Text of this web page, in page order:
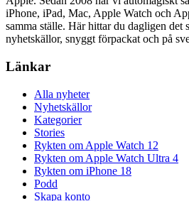
iPhone, iPad, Mac, Apple Watch och
samma ställe. Här hittar du dagligen det
nyhetskällor, snyggt förpackat och på
Länkar
Alla nyheter
Nyhetskällor
Kategorier
Stories
Rykten om Apple Watch 12
Rykten om Apple Watch Ultra 4
Rykten om iPhone 18
Podd
Skapa konto